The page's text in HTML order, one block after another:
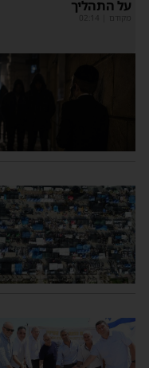
על התהליך
מקודם